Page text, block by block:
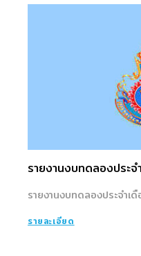
รายงานงบทดลองประ
รายงานงบทดลองประจำเ
รายละเอียด